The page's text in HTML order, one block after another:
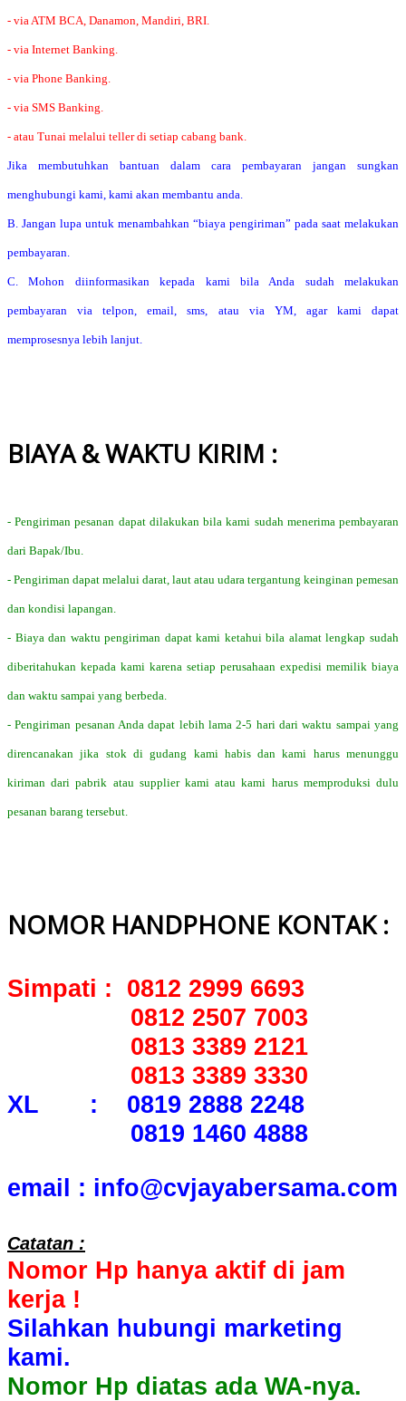
- via ATM BCA, Danamon, Mandiri, BRI.
- via Internet Banking.
- via Phone Banking.
- via SMS Banking.
- atau Tunai melalui teller di setiap cabang bank.
Jika membutuhkan bantuan dalam cara pembayaran jangan sungkan
menghubungi kami, kami akan membantu anda.
B. Jangan lupa untuk menambahkan “biaya pengiriman” pada saat melakukan
pembayaran.
C. Mohon diinformasikan kepada kami bila Anda sudah melakukan
pembayaran via telpon, email, sms, atau via YM, agar kami dapat
memprosesnya lebih lanjut.
BIAYA & WAKTU KIRIM :
- Pengiriman pesanan dapat dilakukan bila kami sudah menerima pembayaran
dari Bapak/Ibu.
- Pengiriman dapat melalui darat, laut atau udara tergantung keinginan pemesan
dan kondisi lapangan.
- Biaya dan waktu pengiriman dapat kami ketahui bila alamat lengkap sudah
diberitahukan kepada kami karena setiap perusahaan expedisi memilik biaya
dan waktu sampai yang berbeda.
- Pengiriman pesanan Anda dapat lebih lama 2-5 hari dari waktu sampai yang
direncanakan jika stok di gudang kami habis dan kami harus menunggu
kiriman dari pabrik atau supplier kami atau kami harus memproduksi dulu
pesanan barang tersebut.
NOMOR HANDPHONE KONTAK :
Simpati : 0812 2999 6693
0812 2507 7003
0813 3389 2121
0813 3389 3330
XL : 0819 2888 2248
0819 1460 4888
email : info@cvjayabersama.com
Catatan :
Nomor Hp hanya aktif di jam
kerja !
Silahkan hubungi marketing
kami.
Nomor Hp diatas ada WA-nya.